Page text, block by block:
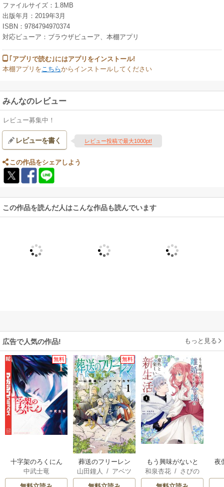
ファイルサイズ：1.8MB
出版年月：2019年3月
ISBN：9784794970374
対応ビューア：ブラウザビューア、本棚アプリ
｢アプリで読む｣にはアプリをインストール!
本棚アプリを こちらからインストールしてください
みんなのレビュー
レビュー募集中！
レビューを書く レビュー投稿で最大1000pt!
この作品をシェアしよう
この作品を読んだ人はこんな作品も読んでいます
広告で人気の作品! もっと見る
無料
十字架のろくにん
中武士竜
無料
葬送のフリーレン
山田鐘人 / アベツ
カサ
もう興味がないと
離婚された令嬢の
意外と楽しい新生
和泉杏花 / さびの
ぶち
夜